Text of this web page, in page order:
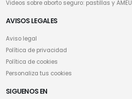
Videos sobre aborto seguro: pastillas y AMEU
AVISOS LEGALES
Aviso legal
Política de privacidad
Política de cookies
Personaliza tus cookies
SIGUENOS EN